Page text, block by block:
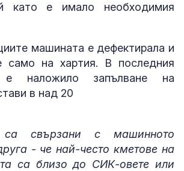
като е имало необходимия
машината е дефектирала и
само на хартия. В последния
наложило запълване на
в над 20
свързани с машинното
- че най-често кметове на
са близо до СИК-овете или